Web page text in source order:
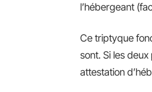
l’hébergeant
Ce triptyque
sont. Si les
attestation